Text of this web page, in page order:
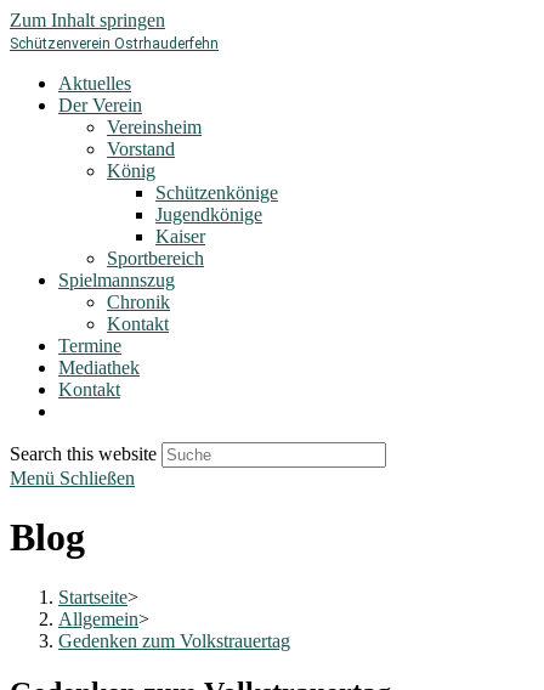
Zum Inhalt springen
Schützenverein Ostrhauderfehn
Aktuelles
Der Verein
Vereinsheim
Vorstand
König
Schützenkönige
Jugendkönige
Kaiser
Sportbereich
Spielmannszug
Chronik
Kontakt
Termine
Mediathek
Kontakt
Search this website
Menü Schließen
Blog
Startseite>
Allgemein>
Gedenken zum Volkstrauertag